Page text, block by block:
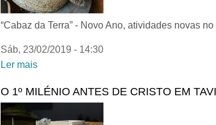
“Cabaz da Terra” - Novo Ano, atividades novas
Sáb, 23/02/2019 - 14:30
Ler mais
O 1º MILÉNIO ANTES DE CRISTO EM